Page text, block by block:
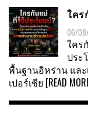
ใคร
06/
ใคร
ประ
พื้นฐานอิหร่าน และ
เปอร์เซีย [READ